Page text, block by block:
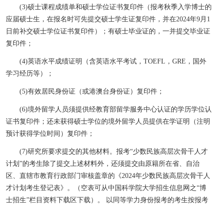
(3)硕士课程成绩单和硕士学位证书复印件（报考秋季入学博士的
应届硕士生，在报名时可先提交硕士学生证复印件，并在2024年9月 1
日前补交硕士学位证书复印件）；有硕士毕业证的，一并提交毕业证
复印件；
(4)英语水平成绩证明（含英语水平考试， TOEFL ， GRE ，国外
学习经历等）；
(5)有效居民身份证（或港澳台身份证）复印件；
(6)境外留学人员须提供经教育部留学服务中心认证的学历学位认
证书复印件；还未获得硕士学位的境外留学人员提供在学证明（注明
预计获得学位时间）复印件；
(7)研究所要求提交的其他材料。 报考“少数民族高层次骨干人才
计划”的考生除了提交上述材料外，还须提交由原籍所在省、自治
区、直辖市教育行政部门审核盖章的《2024年少数民族高层次骨干人
才计划考生登记表》。（空表可从中国科学院大学招生信息网之“博
士招生”栏目资料下载区下载）。
以同等学力身份报考的考生按报考